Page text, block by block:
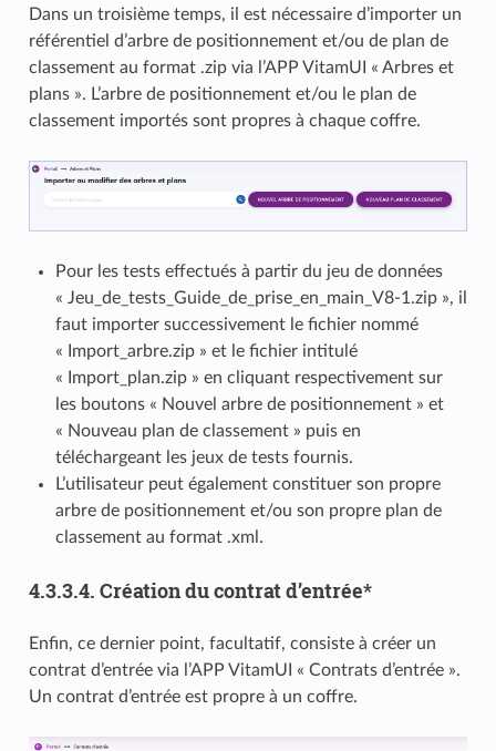
Dans un troisième temps, il est nécessaire d’importer un
référentiel d’arbre de positionnement et/ou de plan de
classement au format .zip via l’APP VitamUI « Arbres et
plans ». L’arbre de positionnement et/ou le plan de
classement importés sont propres à chaque coffre.
Pour les tests effectués à partir du jeu de données
« Jeu_de_tests_Guide_de_prise_en_main_V8-1.zip », il
faut importer successivement le fichier nommé
« Import_arbre.zip » et le fichier intitulé
« Import_plan.zip » en cliquant respectivement sur
les boutons « Nouvel arbre de positionnement » et
« Nouveau plan de classement » puis en
téléchargeant les jeux de tests fournis.
L’utilisateur peut également constituer son propre
arbre de positionnement et/ou son propre plan de
classement au format .xml.
4.3.3.4. Création du contrat d’entrée*
Enfin, ce dernier point, facultatif, consiste à créer un
contrat d’entrée via l’APP VitamUI « Contrats d’entrée ».
Un contrat d’entrée est propre à un coffre.